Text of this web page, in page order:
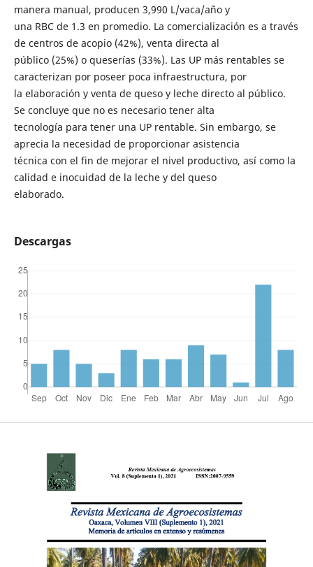
manera manual, producen 3,990 L/vaca/año y
una RBC de 1.3 en promedio. La comercialización es a través
de centros de acopio (42%), venta directa al
público (25%) o queserías (33%). Las UP más rentables se
caracterizan por poseer poca infraestructura, por
la elaboración y venta de queso y leche directo al público.
Se concluye que no es necesario tener alta
tecnología para tener una UP rentable. Sin embargo, se
aprecia la necesidad de proporcionar asistencia
técnica con el fin de mejorar el nivel productivo, así como la
calidad e inocuidad de la leche y del queso
elaborado.
Descargas